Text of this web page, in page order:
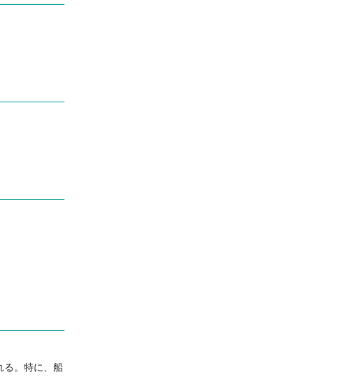
る。特に、船